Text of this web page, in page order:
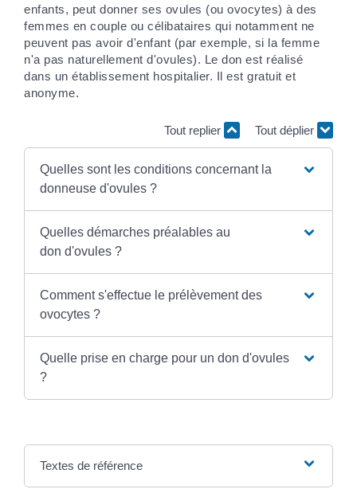
enfants, peut donner ses ovules (ou ovocytes) à des
femmes en couple ou célibataires qui notamment ne
peuvent pas avoir d'enfant (par exemple, si la femme
n'a pas naturellement d'ovules). Le don est réalisé
dans un établissement hospitalier. Il est gratuit et
anonyme.
Tout replier Tout déplier
Quelles sont les conditions concernant la
donneuse d'ovules ?
Quelles démarches préalables au
don d'ovules ?
Comment s'effectue le prélèvement des
ovocytes ?
Quelle prise en charge pour un don d'ovules
?
Textes de référence